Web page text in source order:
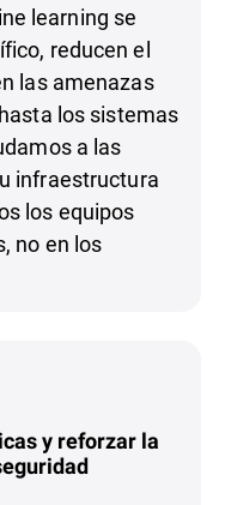
learning se
reducen el
las amenazas
los sistemas
a las
infraestructura
los equipos
no en los
y reforzar la